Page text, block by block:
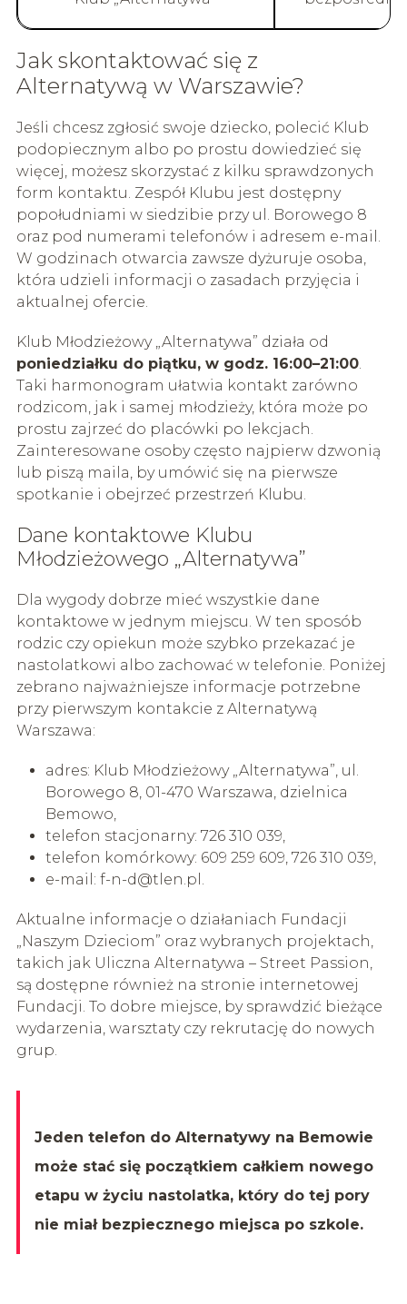
Jak skontaktować się z
Alternatywą w Warszawie?
Jeśli chcesz zgłosić swoje dziecko, polecić Klub
podopiecznym albo po prostu dowiedzieć się
więcej, możesz skorzystać z kilku sprawdzonych
form kontaktu. Zespół Klubu jest dostępny
popołudniami w siedzibie przy ul. Borowego 8
oraz pod numerami telefonów i adresem e-mail.
W godzinach otwarcia zawsze dyżuruje osoba,
która udzieli informacji o zasadach przyjęcia i
aktualnej ofercie.
Klub Młodzieżowy „Alternatywa” działa od
poniedziałku do piątku, w godz. 16:00–21:00.
Taki harmonogram ułatwia kontakt zarówno
rodzicom, jak i samej młodzieży, która może po
prostu zajrzeć do placówki po lekcjach.
Zainteresowane osoby często najpierw dzwonią
lub piszą maila, by umówić się na pierwsze
spotkanie i obejrzeć przestrzeń Klubu.
Dane kontaktowe Klubu
Młodzieżowego „Alternatywa”
Dla wygody dobrze mieć wszystkie dane
kontaktowe w jednym miejscu. W ten sposób
rodzic czy opiekun może szybko przekazać je
nastolatkowi albo zachować w telefonie. Poniżej
zebrano najważniejsze informacje potrzebne
przy pierwszym kontakcie z Alternatywą
Warszawa:
adres: Klub Młodzieżowy „Alternatywa”, ul.
Borowego 8, 01-470 Warszawa, dzielnica
Bemowo,
telefon stacjonarny: 726 310 039,
telefon komórkowy: 609 259 609, 726 310 039,
e-mail: f-n-d@tlen.pl .
Aktualne informacje o działaniach Fundacji
„Naszym Dzieciom” oraz wybranych projektach,
takich jak Uliczna Alternatywa – Street Passion,
są dostępne również na stronie internetowej
Fundacji. To dobre miejsce, by sprawdzić bieżące
wydarzenia, warsztaty czy rekrutację do nowych
grup.
Jeden telefon do Alternatywy na Bemowie
może stać się początkiem całkiem nowego
etapu w życiu nastolatka, który do tej pory
nie miał bezpiecznego miejsca po szkole.